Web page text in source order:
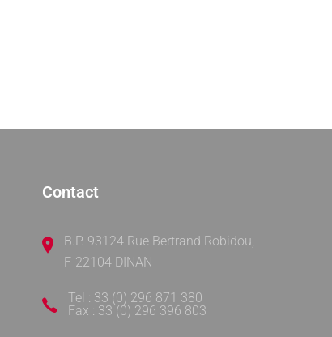
Contact
B.P. 93124 Rue Bertrand Robidou,
F-22104 DINAN
Tel : 33 (0) 296 871 380
Fax : 33 (0) 296 396 803